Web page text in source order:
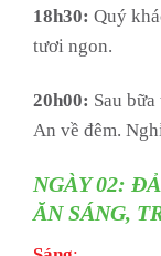
18h30: Quý
tươi ngon.
20h00: Sau
An về đêm.
NGÀY 02:
ĂN SÁNG,